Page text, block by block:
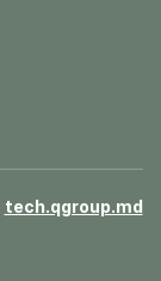
tech.qgroup.md